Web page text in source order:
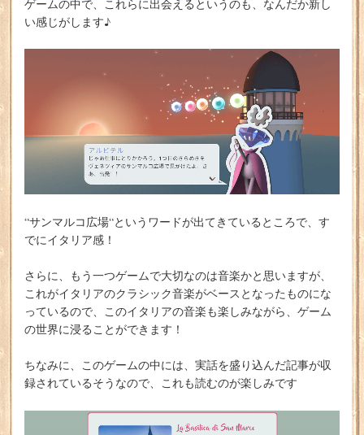
ゲームの中で、これらに出会えるというのも、なんだか新し
い感じがします♪
“サンマルコ広場“というワードが出てきているところで、す
でにイタリア感！
さらに、もう一つゲームで大切なのは音楽かと思いますが、
これがイタリアのクラシック音楽がベースとなったものにな
っているので、このイタリアの音楽も楽しみながら、ゲーム
の世界に浸ることができます！
ちなみに、このゲームの中には、実話を盛り込んだ記事が収
録されているそうなので、これも読むのが楽しみです